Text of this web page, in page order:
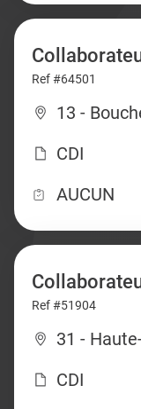
Ref #64501
13 -
CDI
AUCUN
Ref #51904
31 -
CDI